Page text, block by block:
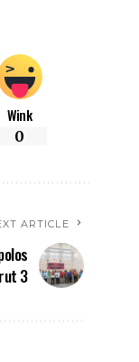
Wink
0
ARTICLE
3